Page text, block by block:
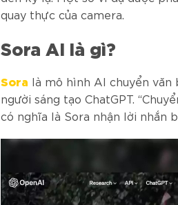
quay thực của camera.
Sora AI là gì?
Sora là mô hình AI chuyển
người sáng tạo ChatGPT.
có nghĩa là Sora nhận lời nhắn